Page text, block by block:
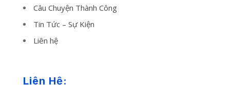
Câu Chuyện Thành Công
Tin Tức – Sự Kiện
Liên hệ
Liên Hệ: